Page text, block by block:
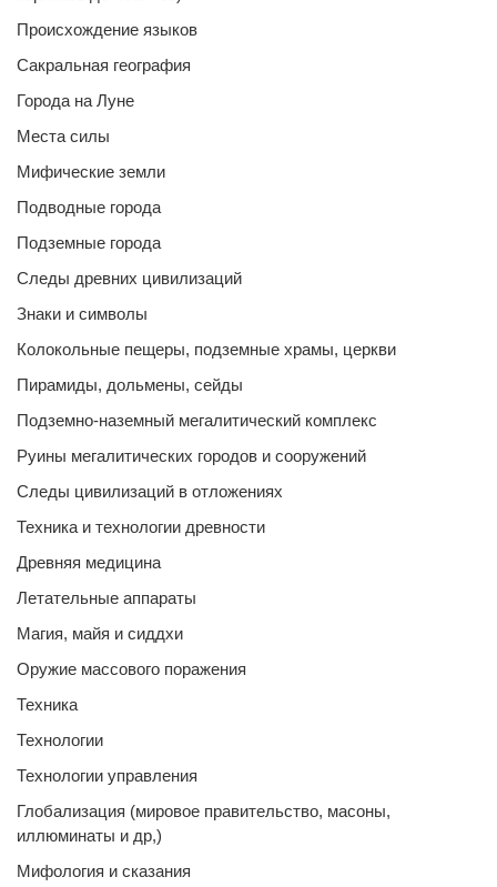
Происхождение языков
Сакральная география
Города на Луне
Места силы
Мифические земли
Подводные города
Подземные города
Следы древних цивилизаций
Знаки и символы
Колокольные пещеры, подземные храмы, церкви
Пирамиды, дольмены, сейды
Подземно-наземный мегалитический комплекс
Руины мегалитических городов и сооружений
Следы цивилизаций в отложениях
Техника и технологии древности
Древняя медицина
Летательные аппараты
Магия, майя и сиддхи
Оружие массового поражения
Техника
Технологии
Технологии управления
Глобализация (мировое правительство, масоны,
иллюминаты и др,)
Мифология и сказания